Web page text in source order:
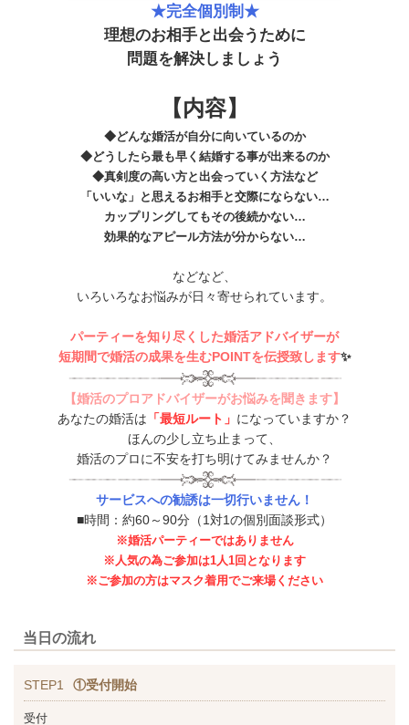
★完全個別制★
理想のお相手と出会うために
問題を解決しましょう
【内容】
◆どんな婚活が自分に向いているのか
◆どうしたら最も早く結婚する事が出来るのか
◆真剣度の高い方と出会っていく方法など
「いいな」と思えるお相手と交際にならない…
カップリングしてもその後続かない…
効果的なアピール方法が分からない…
などなど、
いろいろなお悩みが日々寄せられています。
パーティーを知り尽くした婚活アドバイザーが
短期間で婚活の成果を生むPOINTを伝授致します✨
【婚活のプロアドバイザーがお悩みを聞きます】
あなたの婚活は 「最短ルート」 になっていますか？
ほんの少し立ち止まって、
婚活のプロに不安を打ち明けてみませんか？
サービスへの勧誘は一切行いません！
■時間：約60～90分（1対1の個別面談形式）
※婚活パーティーではありません
※人気の為ご参加は1人1回となります
※ご参加の方はマスク着用でご来場ください
当日の流れ
STEP1 ①受付開始
受付